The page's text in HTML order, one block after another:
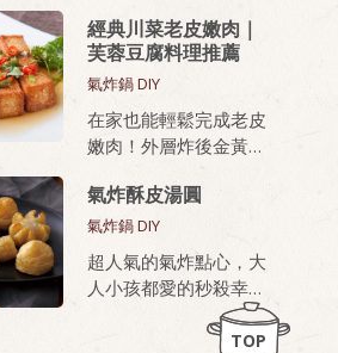
經典川菜老皮嫩肉｜
芙蓉豆腐料理推薦
氣炸鍋 DIY
在家也能輕鬆完成老皮
嫩肉！外層炸後金黃酥
厚，無論油炸或氣炸都
好上手，新手也能做出
餐廳級美味。
桂冠芙蓉豆腐，就是做
老皮嫩肉的秘密武器！
氣炸酥皮湯圓
氣炸鍋 DIY
超人氣的氣炸點心，大
人小孩都愛的秒殺幸福
TOP